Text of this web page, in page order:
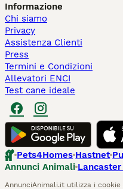
Informazione
Chi siamo
Privacy
Assistenza Clienti
Press
Termini e Condizioni
Allevatori ENCI
Test cane ideale
Pets4Homes Hastnet
Annunci Animali
AnnunciAnimali.it utilizza i